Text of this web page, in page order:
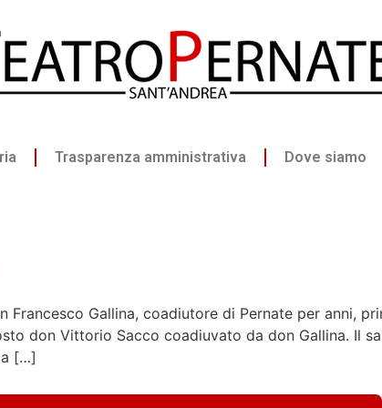
Trasparenza amministrativa Dove siamo
Gallina, coadiutore di Pernate per anni,
don Vittorio Sacco coadiuvato da don Gallina. Il
[…]